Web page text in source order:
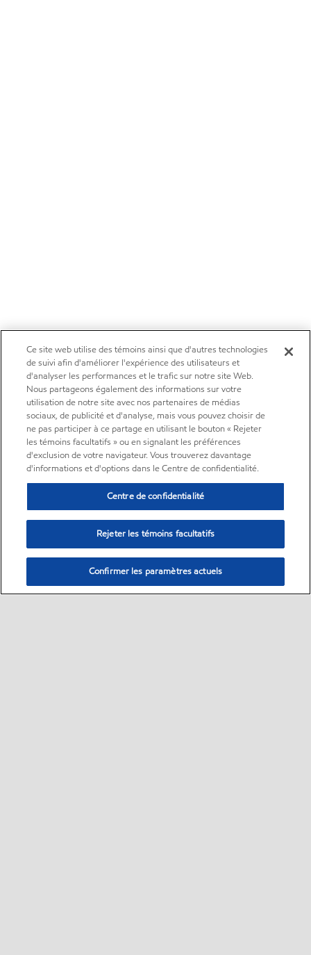
Ce site web utilise des témoins ainsi que d'autres technologies
de suivi afin d'améliorer l'expérience des utilisateurs et
d'analyser les performances et le trafic sur notre site Web.
Nous partageons également des informations sur votre
utilisation de notre site avec nos partenaires de médias
sociaux, de publicité et d'analyse, mais vous pouvez choisir de
ne pas participer à ce partage en utilisant le bouton « Rejeter
les témoins facultatifs » ou en signalant les préférences
d'exclusion de votre navigateur. Vous trouverez davantage
d'informations et d'options dans le Centre de confidentialité.
Centre de confidentialité
Rejeter les témoins facultatifs
Confirmer les paramètres actuels